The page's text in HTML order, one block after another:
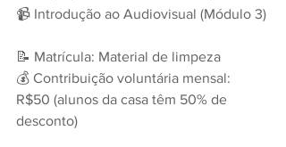
📹 Introdução ao Audiovisual (Módulo 3)
📝 Matrícula: Material de limpeza
💰 Contribuição voluntária mensal:
R$50 (alunos da casa têm 50% de
desconto)